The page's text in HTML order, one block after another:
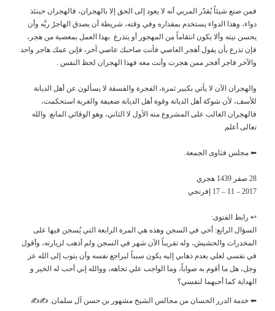
فمن صنع شيئاً يُقدّر المربي أنه لا يعود إلى الحق إلا بالهجران، فالهجران حينئذ
دواء، وهذا الدواء يستخدم بمقداره وفي وقته، شريطة أن يصدق الهاجرُ ربَّه وأن
يحسن نيته وألا يكون انتقاماً من المهجور أو يتذرع بهذا العمل بمعصية من هجر،
فإن تذرع بأن يقول أهجر العاصي فأنت صاحبك عاصي آخر، فإبن عمك هاجر واحد
والآخر فاجر أفجر ممن هجرت وأنت معه فهذا الهجران لحظ النفس .
والهجران الآن لا يأتي بكبير ثمرة، الفجرة والفسقة لا يسألون عن أهل الديانة
للأسف، لأن شوكة أهل الديانة وقوة أهل الديانة ضعيفة والغربة استحكمت،
فالهجران الغالب على المشروع منه الأول لا الثاني، وهو الوقائي المانع. والله
تعالى أعلم
⬅ مجلس فتاوى الجمعة.
28 صفر 1439 هجري
2017 – 11 – 17 إفرنجي
↩ رابط الفتوى:
السؤال الرابع: أخي في السجن وهذه هي المرة الرابعة التي يُسجن فيها على
المخدرات والحشيش، وله تقريباً الآن شهر في السجن ولم أذهب لزيارته، وأقول
في نفسي لعلي بعدم ذهابي إليه يكون سبباً ليراجع نفسه وأن يتوب إلى الله عز
وجل، هل ما أقوم به صواباً، وما الواجب علي تجاهه، ووالله إني أحب له الخير و
الهداية كما أحبهما لنفسي؟
⬅ خدمة الدرر الحسان من مجالس الشيخ مشهور بن حسن آل سلمان. ✍✍